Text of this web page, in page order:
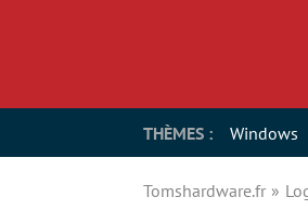
THÈMES : Windows
Tomshardware.fr